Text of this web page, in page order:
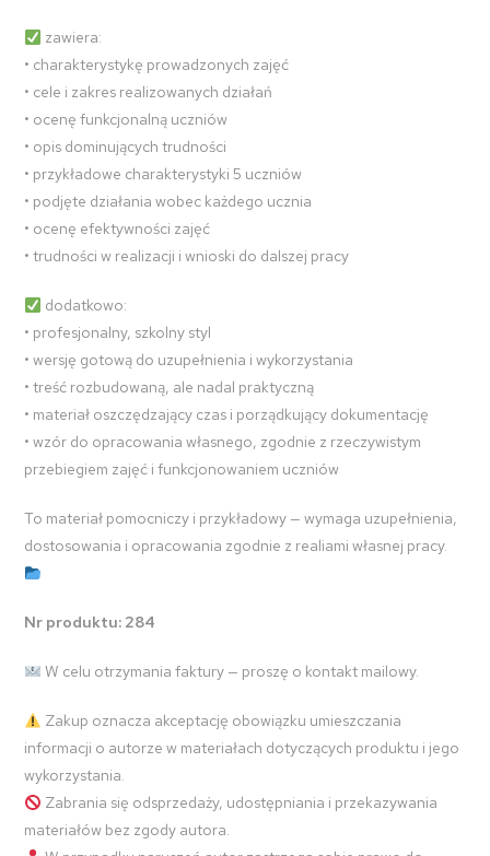
zawiera:
• charakterystykę prowadzonych zajęć
• cele i zakres realizowanych działań
• ocenę funkcjonalną uczniów
• opis dominujących trudności
• przykładowe charakterystyki 5 uczniów
• podjęte działania wobec każdego ucznia
• ocenę efektywności zajęć
• trudności w realizacji i wnioski do dalszej pracy
dodatkowo:
• profesjonalny, szkolny styl
• wersję gotową do uzupełnienia i wykorzystania
• treść rozbudowaną, ale nadal praktyczną
• materiał oszczędzający czas i porządkujący dokumentację
• wzór do opracowania własnego, zgodnie z rzeczywistym
przebiegiem zajęć i funkcjonowaniem uczniów
To materiał pomocniczy i przykładowy — wymaga uzupełnienia,
dostosowania i opracowania zgodnie z realiami własnej pracy.
Nr produktu: 284
W celu otrzymania faktury — proszę o kontakt mailowy.
Zakup oznacza akceptację obowiązku umieszczania
informacji o autorze w materiałach dotyczących produktu i jego
wykorzystania.
Zabrania się odsprzedaży, udostępniania i przekazywania
materiałów bez zgody autora.